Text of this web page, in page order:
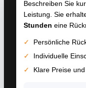
Beschreiben Sie
Leistung. Sie
Stunden eine
✓
Persönliche
✓
Individuelle
✓
Klare Preise